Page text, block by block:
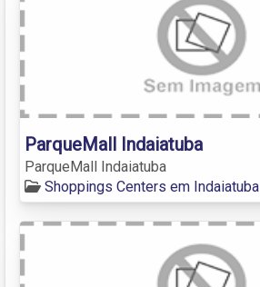
ParqueMall Indaiatuba
ParqueMall Indaiatuba
Shoppings Centers em Indaiatuba